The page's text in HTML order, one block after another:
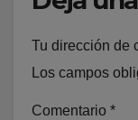
Tu dirección de
Los campos
Comentario *